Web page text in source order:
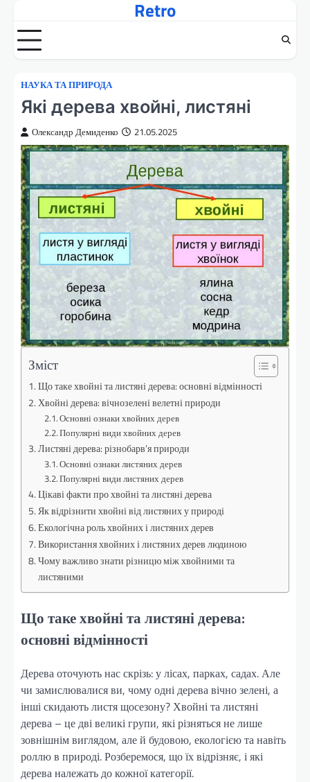
вмісту
Retro
НАУКА ТА ПРИРОДА
Які дерева хвойні, листяні
Олександр Демиденко 21.05.2025
Зміст
Що таке хвойні та листяні дерева: основні відмінності
Хвойні дерева: вічнозелені велетні природи
Основні ознаки хвойних дерев
Популярні види хвойних дерев
Листяні дерева: різнобарв’я природи
Основні ознаки листяних дерев
Популярні види листяних дерев
Цікаві факти про хвойні та листяні дерева
Як відрізнити хвойні від листяних у природі
Екологічна роль хвойних і листяних дерев
Використання хвойних і листяних дерев людиною
Чому важливо знати різницю між хвойними та
листяними
Що таке хвойні та листяні дерева:
основні відмінності
Дерева оточують нас скрізь: у лісах, парках, садах. Але
чи замислювалися ви, чому одні дерева вічно зелені, а
інші скидають листя щосезону? Хвойні та листяні
дерева – це дві великі групи, які різняться не лише
зовнішнім виглядом, але й будовою, екологією та навіть
роллю в природі. Розберемося, що їх відрізняє, і які
дерева належать до кожної категорії.